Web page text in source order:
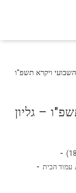
– גליון
עמוד הבית